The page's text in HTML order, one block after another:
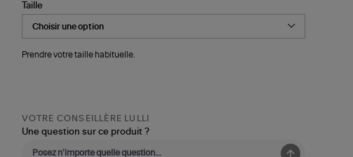
Taille
Prendre votre taille habituelle.
VOTRE CONSEILLÈRE LULLI
Une question sur ce produit ?